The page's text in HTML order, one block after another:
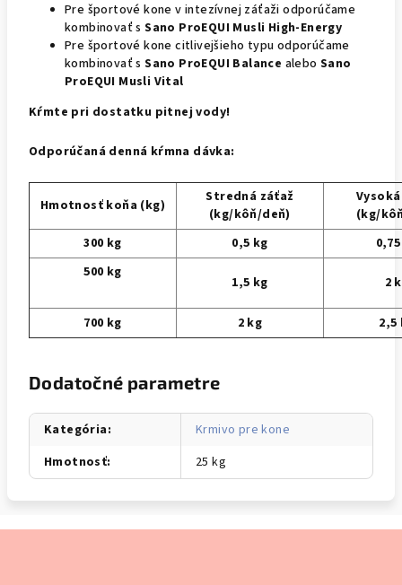
Pre športové kone v intezívnej záťaži odporúčame
kombinovať sSano ProEQUI Musli High-Energy
Pre športové kone citlivejšieho typu odporúčame
kombinovať sSano ProEQUI Balance alebo Sano
ProEQUI Musli Vital
Kŕmte pri dostatku pitnej vody!
Odporúčaná denná kŕmna dávka:
Hmotnosť koňa (kg)
Stredná záťaž
(kg/kôň/deň)
(kg/
300 kg
0,5 kg
500 kg
1,5 kg 2
700 kg 2 kg 2,5
Dodatočné parametre
Kategória:
Krmivo pre kone
Hmotnosť: 25 kg